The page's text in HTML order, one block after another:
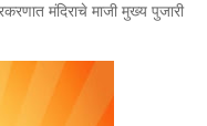
मंदिराचे माजी मुख्य पुजारी